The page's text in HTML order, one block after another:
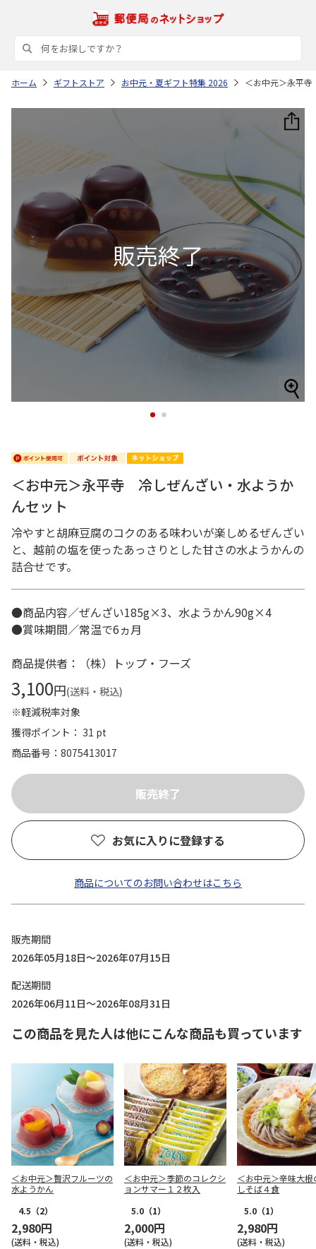
ホーム ギフトストア お中元・夏ギフト特集 2026 ＜お中元＞永平
1 2
＜お中元＞永平寺 冷しぜんざい・水ようか
んセット
冷やすと胡麻豆腐のコクのある味わいが楽しめるぜんざい
と、越前の塩を使ったあっさりとした甘さの水ようかんの
詰合せです。
●商品内容／ぜんざい185g×3、水ようかん90g×4
●賞味期間／常温で6ヵ月
商品提供者：（株）トップ・フーズ
3,100円(送料・税込)
※軽減税率対象
獲得ポイント： 31 pt
商品番号
8075413017
お気に入りに登録する
商品についてのお問い合わせはこちら
販売期間
2026年05月18日～2026年07月15日
配送期間
2026年06月11日～2026年08月31日
この商品を見た人は他にこんな商品も買っています
＜お中元＞贅沢フルーツの
水ようかん
4.5 （2）
2,980円
(送料・税込)
＜お中元＞季節のコレクシ
ョンサマー１２枚入
5.0 （1）
2,000円
(送料・税込)
＜お中元＞辛味大根
しそば４食
5.0 （1）
2,980円
(送料・税込)